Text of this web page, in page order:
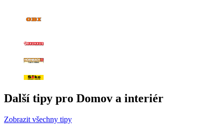
Další tipy pro Domov a interiér
Zobrazit všechny tipy